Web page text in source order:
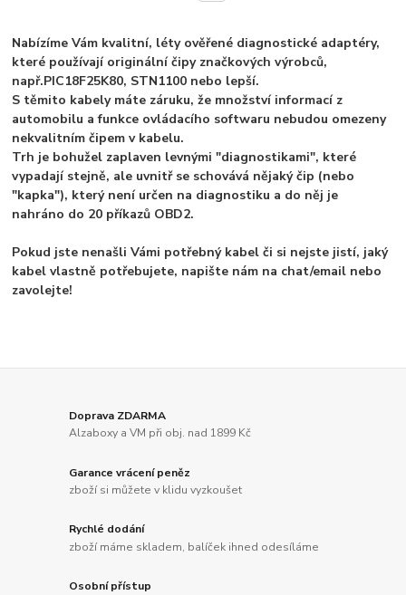
Nabízíme Vám kvalitní, léty ověřené diagnostické adaptéry,
které používají originální čipy značkových výrobců,
např.PIC18F25K80, STN1100 nebo lepší.
S těmito kabely máte záruku, že množství informací z
automobilu a funkce ovládacího softwaru nebudou omezeny
nekvalitním čipem v kabelu.
Trh je bohužel zaplaven levnými "diagnostikami", které
vypadají stejně, ale uvnitř se schovává nějaký čip (nebo
"kapka"), který není určen na diagnostiku a do něj je
nahráno do 20 příkazů OBD2.
Pokud jste nenašli Vámi potřebný kabel či si nejste jistí, jaký
kabel vlastně potřebujete, napište nám na chat/email nebo
zavolejte!
Doprava ZDARMA
Alzaboxy a VM při obj. nad 1899 Kč
Garance vrácení peněz
zboží si můžete v klidu vyzkoušet
Rychlé dodání
zboží máme skladem, balíček ihned odesíláme
Osobní přístup